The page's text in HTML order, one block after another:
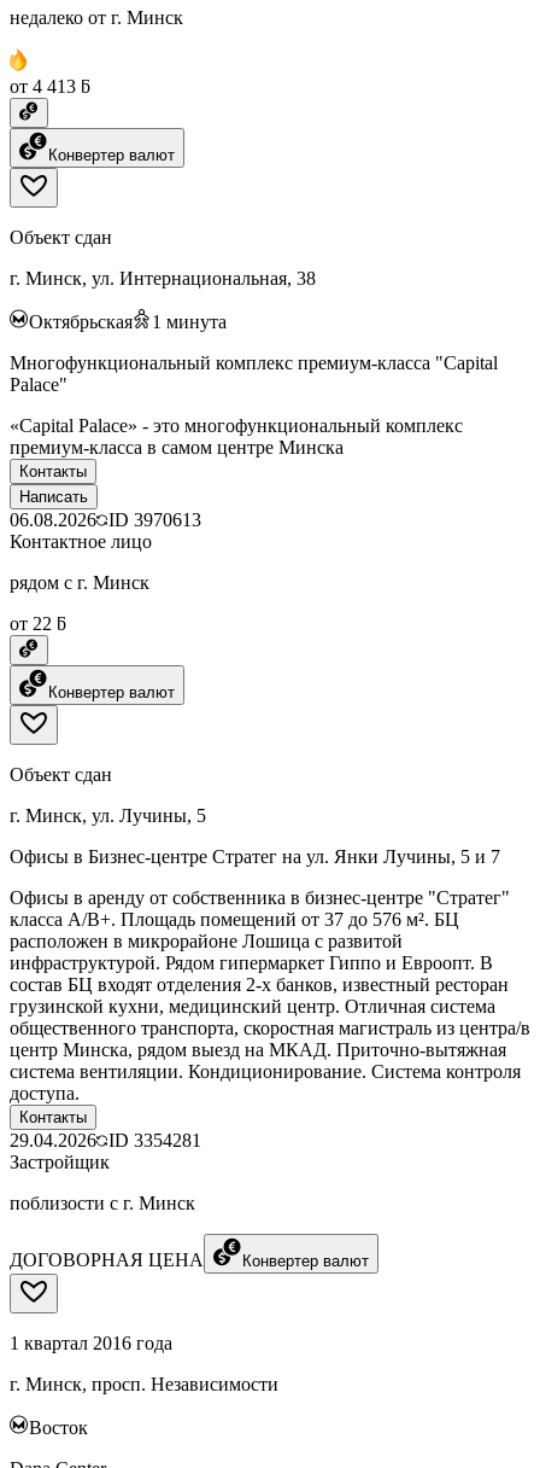
недалеко от г. Минск
от 4 413 ƃ
Конвертер валют
Объект сдан
г. Минск, ул. Интернациональная, 38
Октябрьская 1 минута
Многофункциональный комплекс премиум-класса "Capital
Palace"
«Capital Palace» - это многофункциональный комплекс
премиум-класса в самом центре Минска
Контакты
Написать
06.08.2026 ID 3970613
Контактное лицо
рядом с г. Минск
от 22 ƃ
Конвертер валют
Объект сдан
г. Минск, ул. Лучины, 5
Офисы в Бизнес-центре Стратег на ул. Янки Лучины, 5 и 7
Офисы в аренду от собственника в бизнес-центре "Стратег"
класса A/В+. Площадь помещений от 37 до 576 м². БЦ
расположен в микрорайоне Лошица с развитой
инфраструктурой. Рядом гипермаркет Гиппо и Евроопт. В
состав БЦ входят отделения 2-х банков, известный ресторан
грузинской кухни, медицинский центр. Отличная система
общественного транспорта, скоростная магистраль из центра/в
центр Минска, рядом выезд на МКАД. Приточно-вытяжная
система вентиляции. Кондиционирование. Система контроля
доступа.
Контакты
29.04.2026 ID 3354281
Застройщик
поблизости с г. Минск
ДОГОВОРНАЯ ЦЕНА Конвертер валют
1 квартал 2016 года
г. Минск, просп. Независимости
Восток